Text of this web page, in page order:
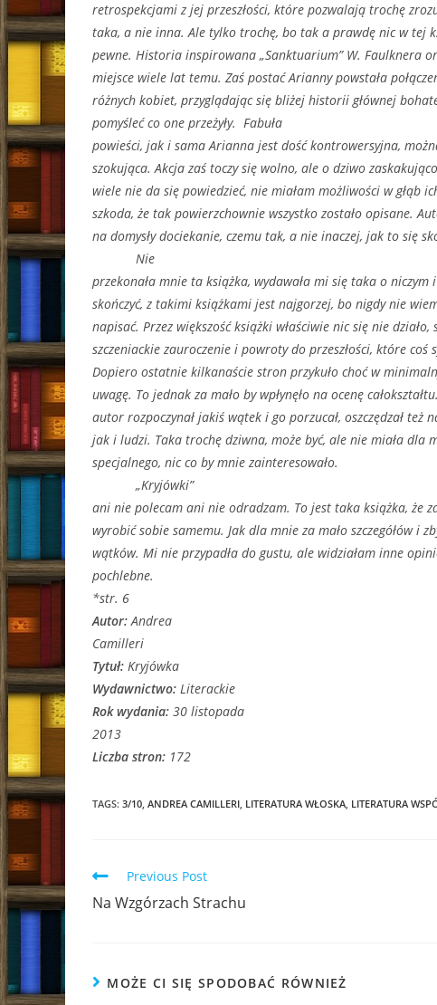
retrospekcjami z jej przeszłości, które pozwalają trochę
taka, a nie inna. Ale tylko trochę, bo tak a prawdę nic w tej
pewne. Historia inspirowana „Sanktuarium” W. Faulknera
miejsce wiele lat temu. Zaś postać Arianny powstała
różnych kobiet, przyglądając się bliżej historii głównej
pomyśleć co one przeżyły. Fabuła
powieści, jak i sama Arianna jest dość kontrowersyjna,
szokująca. Akcja zaś toczy się wolno, ale o dziwo
wiele nie da się powiedzieć, nie miałam możliwości w głąb
szkoda, że tak powierzchownie wszystko zostało opisane.
na domysły dociekanie, czemu tak, a nie inaczej, jak to się
Nie
przekonała mnie ta książka, wydawała mi się taka o niczym
skończyć, z takimi książkami jest najgorzej, bo nigdy nie
napisać. Przez większość książki właściwie nic się nie działo,
szczeniackie zauroczenie i powroty do przeszłości, które coś
Dopiero ostatnie kilkanaście stron przykuło choć w
uwagę. To jednak za mało by wpłynęło na ocenę
autor rozpoczynał jakiś wątek i go porzucał, oszczędzał też
jak i ludzi. Taka trochę dziwna, może być, ale nie miała dla
specjalnego, nic co by mnie zainteresowało.
„Kryjówki”
ani nie polecam ani nie odradzam. To jest taka książka, że
wyrobić sobie samemu. Jak dla mnie za mało szczegółów i
wątków. Mi nie przypadła do gustu, ale widziałam inne
pochlebne.
*str. 6
Autor:Andrea
Camilleri
Tytuł: Kryjówka
Wydawnictwo: Literackie
Rok wydania: 30 listopada
2013
Liczba stron: 172
TAGS: 3/10, ANDREA CAMILLERI, LITERATURA WŁOSKA, LITERATURA
Read
articles
Previous Post
Na Wzgórzach Strachu
MOŻE CI SIĘ SPODOBAĆ RÓWNIEŻ